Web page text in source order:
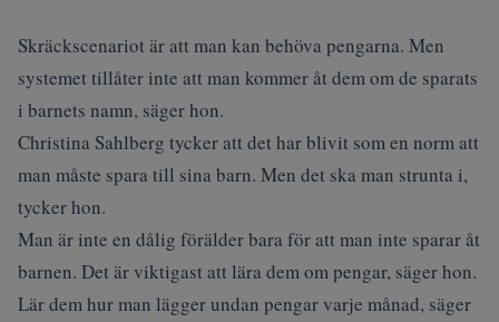
Skräckscenariot är att man kan behöva pengarna. Men
systemet tillåter inte att man kommer åt dem om de sparats
i barnets namn, säger hon.
Christina Sahlberg tycker att det har blivit som en norm att
man måste spara till sina barn. Men det ska man strunta i,
tycker hon.
Man är inte en dålig förälder bara för att man inte sparar åt
barnen. Det är viktigast att lära dem om pengar, säger hon.
Lär dem hur man lägger undan pengar varje månad, säger